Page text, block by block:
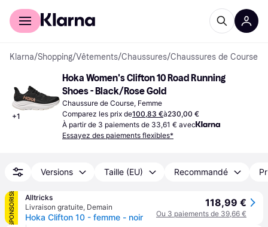
Acheter avec Klarna
Klarna/Shopping/Vêtements/Chaussures/Chaussures de Course
+1
Hoka Women's Clifton 10 Road Running
Shoes - Black/Rose Gold
Chaussure de Course, Femme
Comparez les prix de100,83 €à230,00 €
À partir de 3 paiements de 33,61 € avec
Essayez des paiements flexibles*
Versions Taille (EU) Recommandé
SPONSORISÉ
Alltricks
Livraison gratuite, Demain
Hoka Clifton 10 - femme - noir
118,99 €
Ou 3 paiements de 39,66 €